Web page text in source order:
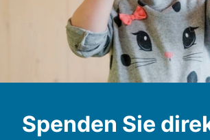
Spenden Sie